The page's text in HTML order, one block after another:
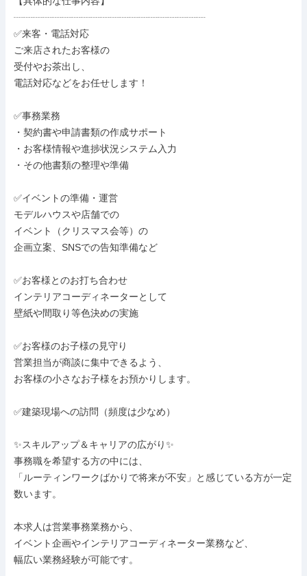
┈┈┈┈┈┈┈┈┈┈┈┈┈┈┈┈┈┈┈┈
✅来客・電話対応
ご来店されたお客様の
受付やお茶出し、
電話対応などをお任せします！
✅事務業務
・契約書や申請書類の作成サポート
・お客様情報や進捗状況システム入力
・その他書類の整理や準備
✅イベントの準備・運営
モデルハウスや店舗での
イベント（クリスマス会等）の
企画立案、SNSでの告知準備など
✅お客様とのお打ち合わせ
インテリアコーディネーターとして
壁紙や間取り等色決めの実施
✅お客様のお子様の見守り
営業担当が商談に集中できるよう、
お客様の小さなお子様をお預かりします。
✅建築現場への訪問（頻度は少なめ）
✨スキルアップ＆キャリアの広がり✨
事務職を希望する方の中には、
「ルーティンワークばかりで将来が不安」と感じている方が一定
数います。
本求人は営業事務業務から、
イベント企画やインテリアコーディネーター業務など、
幅広い業務経験が可能です。